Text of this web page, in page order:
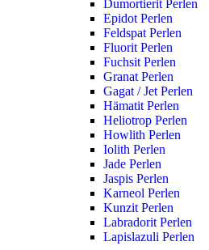
Dumortierit Perlen
Epidot Perlen
Feldspat Perlen
Fluorit Perlen
Fuchsit Perlen
Granat Perlen
Gagat / Jet Perlen
Hämatit Perlen
Heliotrop Perlen
Howlith Perlen
Iolith Perlen
Jade Perlen
Jaspis Perlen
Karneol Perlen
Kunzit Perlen
Labradorit Perlen
Lapislazuli Perlen